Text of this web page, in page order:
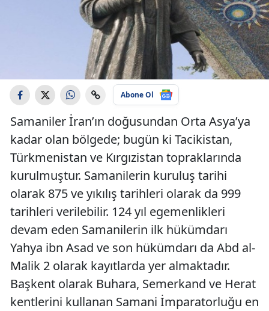
Abone Ol
Samaniler İran’ın doğusundan Orta Asya’ya
kadar olan bölgede; bugün ki Tacikistan,
Türkmenistan ve Kırgızistan topraklarında
kurulmuştur. Samanilerin kuruluş tarihi
olarak 875 ve yıkılış tarihleri olarak da 999
tarihleri verilebilir. 124 yıl egemenlikleri
devam eden Samanilerin ilk hükümdarı
Yahya ibn Asad ve son hükümdarı da Abd al-
Malik 2 olarak kayıtlarda yer almaktadır.
Başkent olarak Buhara, Semerkand ve Herat
kentlerini kullanan Samani İmparatorluğu en